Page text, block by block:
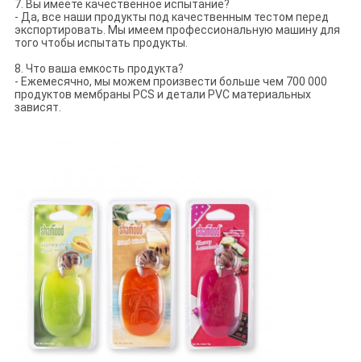
7. Вы имеете качественное испытание?
- Да, все наши продукты под качественным тестом перед
экспортировать. Мы имеем профессиональную машину для
того чтобы испытать продукты.
8. Что ваша емкость продукта?
- Ежемесячно, мы можем произвести больше чем 700 000
продуктов мембраны PCS и детали PVC материальных
зависят.